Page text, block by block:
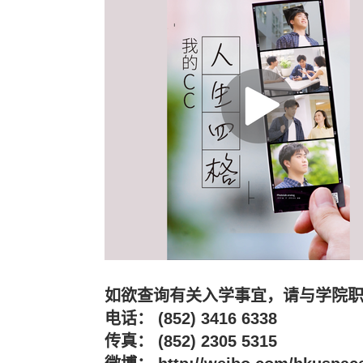
如欲查询有关入学事宜，请与学院职
电话： (852) 3416 6338
传真： (852) 2305 5315